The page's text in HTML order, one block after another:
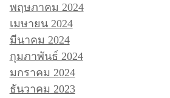
พฤษภาคม 2024
เมษายน 2024
มีนาคม 2024
กุมภาพันธ์ 2024
มกราคม 2024
ธันวาคม 2023